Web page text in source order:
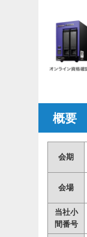
概要
会期
会場
当社小
間番号